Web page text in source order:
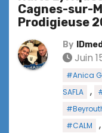
Cagnes-sur-
Prodigieuse
By
Juin
#Anica
SAFLA
,
#CALM ,